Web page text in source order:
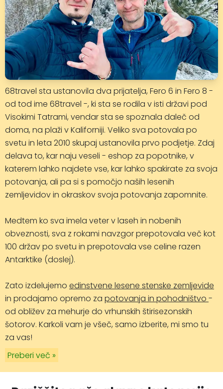
68travel sta ustanovila dva prijatelja, Fero 6 in Fero 8 -
od tod ime 68travel -, ki sta se rodila v isti državi pod
Visokimi Tatrami, vendar sta se spoznala daleč od
doma, na plaži v Kaliforniji. Veliko sva potovala po
svetu in leta 2010 skupaj ustanovila prvo podjetje. Zdaj
delava to, kar naju veseli - eshop za popotnike, v
katerem lahko najdete vse, kar lahko spakirate za svoja
potovanja, ali pa si s pomočjo naših lesenih
zemljevidov in okraskov svoja potovanja zapomnite.
Medtem ko sva imela veter v laseh in nobenih
obveznosti, sva z rokami navzgor prepotovala več kot
100 držav po svetu in prepotovala vse celine razen
Antarktike (doslej).
Zato izdelujemo edinstvene lesene stenske zemljevide
in prodajamo opremo za potovanja in pohodništvo -
od obližev za mehurje do vrhunskih štirisezonskih
šotorov. Karkoli vam je všeč, samo izberite, mi smo tu
za vas!
Preberi več »